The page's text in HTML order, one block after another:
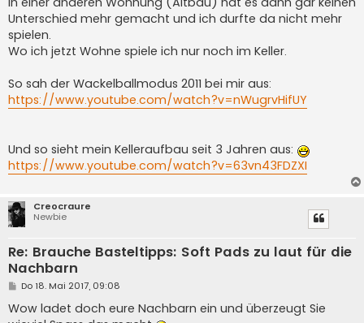
Unterschied mehr gemacht und ich durfte da nicht mehr
spielen.
Wo ich jetzt Wohne spiele ich nur noch im Keller.
So sah der Wackelballmodus 2011 bei mir aus:
https://www.youtube.com/watch?v=nWugrvHifUY
Und so sieht mein Kelleraufbau seit 3 Jahren aus:
https://www.youtube.com/watch?v=63vn43FDZXI
Creocraure
Newbie
Re: Brauche Basteltipps: Soft Pads zu laut für die
Nachbarn
B
i
Do 18. Mai 2017, 09:08
Wow ladet doch eure Nachbarn ein und überzeugt Sie